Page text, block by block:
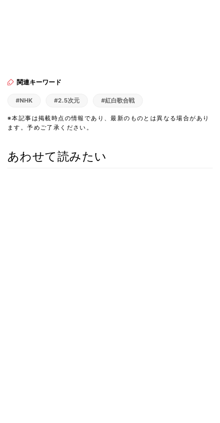
関連キーワード
#NHK #2.5次元 #紅白歌合戦
※本記事は掲載時点の情報であり、最新のものとは異なる場合があり
ます。予めご了承ください。
あわせて読みたい